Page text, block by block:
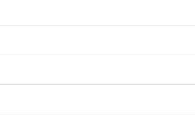
Kapadokya (NAV) a cualquier hotel o
de viajes o directamente con los proveedores
su grupo, mientras que los shuttles compartidos
adicional.